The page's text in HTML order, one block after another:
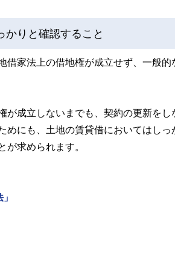
かりと確認すること
借家法上の借地権が成立せず、一般
が成立しないまでも、契約の更新を
めにも、土地の賃貸借においてはし
が求められます。